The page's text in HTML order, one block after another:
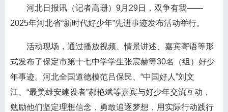
河北日报讯（记者高珊）9月29日，双争有我——
2025年河北省“新时代好少年”先进事迹发布活动举行。
活动现场，通过播放视频、情景讲述、嘉宾寄语等形
式发布了保定市第十七中学学生张宸赫等30名（组）好少
年事迹。河北全国道德模范吕保民、“中国好人”刘文
江、“最美雄安建设者”郝艳斌等嘉宾与好少年交流互动，
勉励他们坚定理想信念，勇敢追逐梦想，用实际行动践行